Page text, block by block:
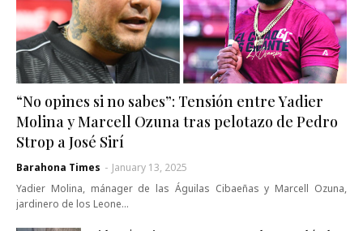
“No opines si no sabes”: Tensión entre Yadier
Molina y Marcell Ozuna tras pelotazo de Pedro
Strop a José Sirí
Barahona Times - January 13, 2025
Yadier Molina, mánager de las Águilas Cibaeñas y Marcell Ozuna,
jardinero de los Leone…